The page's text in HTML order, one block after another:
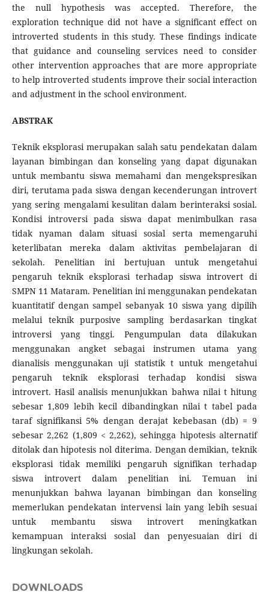
the null hypothesis was accepted. Therefore, the
exploration technique did not have a significant effect on
introverted students in this study. These findings indicate
that guidance and counseling services need to consider
other intervention approaches that are more appropriate
to help introverted students improve their social interaction
and adjustment in the school environment.
ABSTRAK
Teknik eksplorasi merupakan salah satu pendekatan dalam
layanan bimbingan dan konseling yang dapat digunakan
untuk membantu siswa memahami dan mengekspresikan
diri, terutama pada siswa dengan kecenderungan introvert
yang sering mengalami kesulitan dalam berinteraksi sosial.
Kondisi introversi pada siswa dapat menimbulkan rasa
tidak nyaman dalam situasi sosial serta memengaruhi
keterlibatan mereka dalam aktivitas pembelajaran di
sekolah. Penelitian ini bertujuan untuk mengetahui
pengaruh teknik eksplorasi terhadap siswa introvert di
SMPN 11 Mataram. Penelitian ini menggunakan pendekatan
kuantitatif dengan sampel sebanyak 10 siswa yang dipilih
melalui teknik purposive sampling berdasarkan tingkat
introversi yang tinggi. Pengumpulan data dilakukan
menggunakan angket sebagai instrumen utama yang
dianalisis menggunakan uji statistik t untuk mengetahui
pengaruh teknik eksplorasi terhadap kondisi siswa
introvert. Hasil analisis menunjukkan bahwa nilai t hitung
sebesar 1,809 lebih kecil dibandingkan nilai t tabel pada
taraf signifikansi 5% dengan derajat kebebasan (db) = 9
sebesar 2,262 (1,809 < 2,262), sehingga hipotesis alternatif
ditolak dan hipotesis nol diterima. Dengan demikian, teknik
eksplorasi tidak memiliki pengaruh signifikan terhadap
siswa introvert dalam penelitian ini. Temuan ini
menunjukkan bahwa layanan bimbingan dan konseling
memerlukan pendekatan intervensi lain yang lebih sesuai
untuk membantu siswa introvert meningkatkan
kemampuan interaksi sosial dan penyesuaian diri di
lingkungan sekolah.
DOWNLOADS